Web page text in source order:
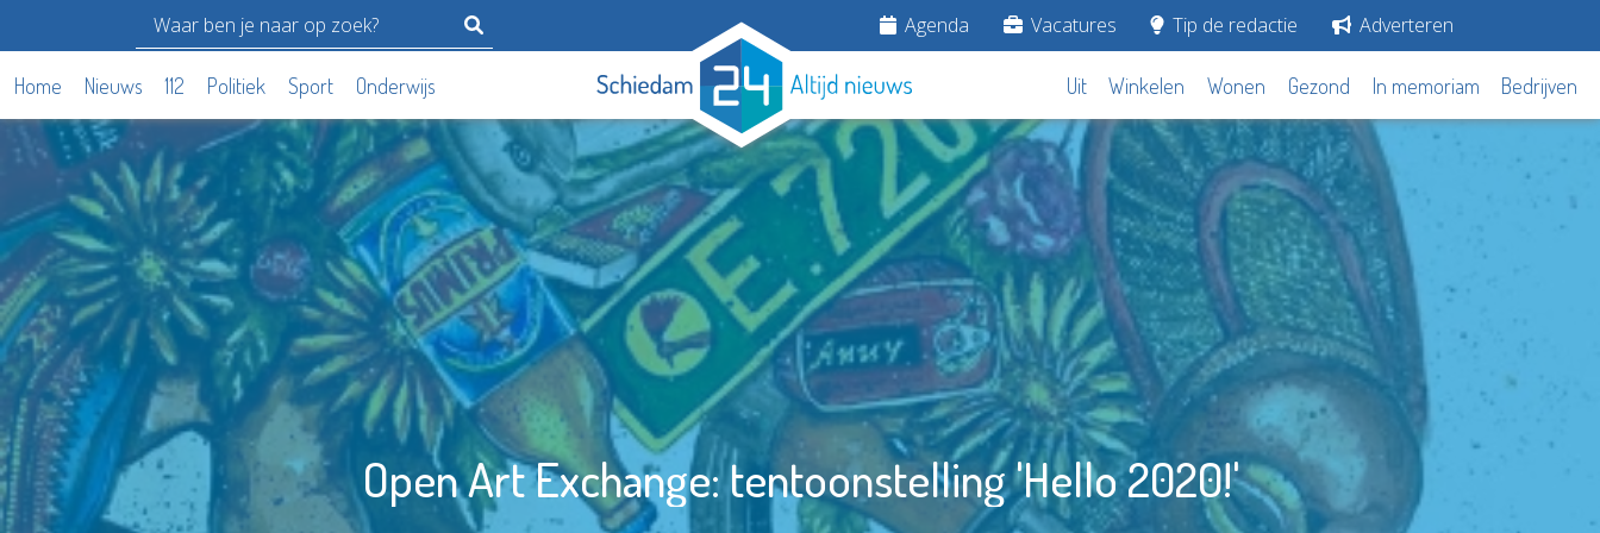
Agenda Vacatures Tip de redactie Adverteren
Home Nieuws 112 Politiek Sport Onderwijs Uit Winkelen Wonen Gezond In memoriam Bedrijven
Open Art Exchange: tentoonstelling 'Hello 2020!'